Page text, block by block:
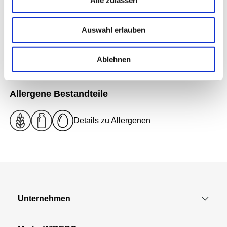
Auswahl erlauben
Ablehnen
Auf Facebook teilen
Allergene Bestandteile
Details zu Allergenen
Unternehmen